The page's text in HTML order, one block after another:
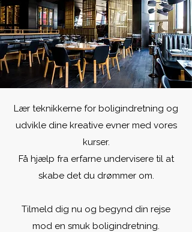
Lær teknikkerne for boligindretning og
udvikle dine kreative evner med vores
kurser.
Få hjælp fra erfarne undervisere til at
skabe det du drømmer om.
Tilmeld dig nu og begynd din rejse
mod en smuk boligindretning.